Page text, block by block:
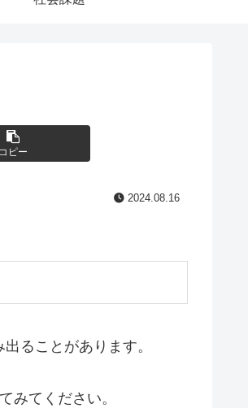
コピー
2024.08.16
ることがあります。
みてください。